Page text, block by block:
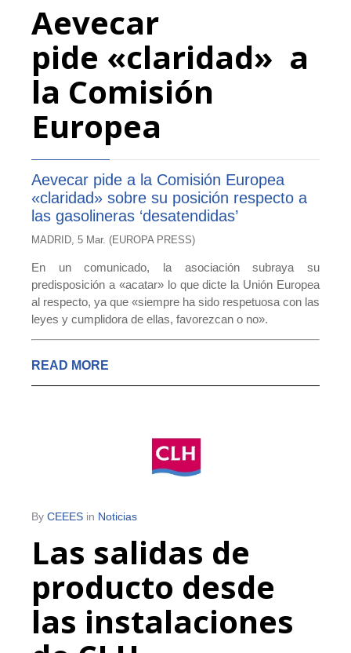
Aevecar
pide «claridad» a
la Comisión
Europea
Aevecar pide a la Comisión Europea
«claridad» sobre su posición respecto a
las gasolineras ‘desatendidas’
MADRID, 5 Mar. (EUROPA PRESS)
En un comunicado, la asociación subraya su
predisposición a «acatar» lo que dicte la Unión Europea
al respecto, ya que «siempre ha sido respetuosa con las
leyes y cumplidora de ellas, favorezcan o no».
READ MORE
By CEEES in Noticias
Las salidas de
producto desde
las instalaciones